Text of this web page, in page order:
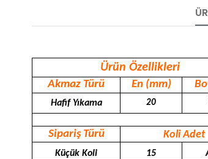
Ürün Özellikleri
Akmaz Türü En (mm)
Hafif Yıkama 20
Sipariş Türü Koli Adet
Küçük Koli 15